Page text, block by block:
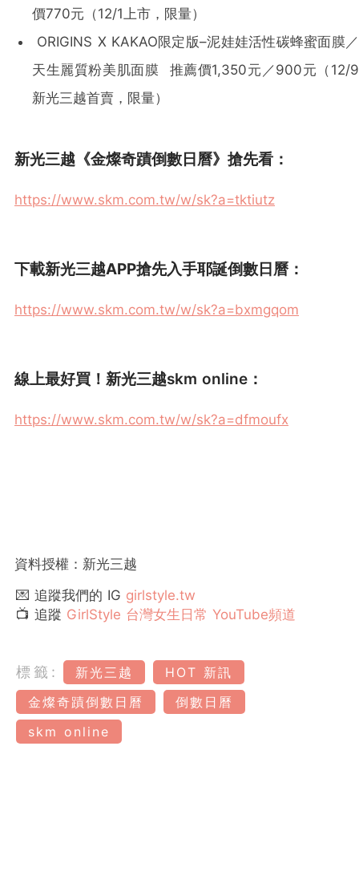
價770元（12/1上市，限量）
ORIGINS X KAKAO限定版–泥娃娃活性碳蜂蜜面膜／
天生麗質粉美肌面膜 推薦價1,350元／900元（12/9
新光三越首賣，限量）
新光三越《金燦奇蹟倒數日曆》搶先看：
https://www.skm.com.tw/w/sk?a=tktiutz
下載新光三越APP搶先入手耶誕倒數日曆：
https://www.skm.com.tw/w/sk?a=bxmgqom
線上最好買！新光三越skm online：
https://www.skm.com.tw/w/sk?a=dfmoufx
資料授權：新光三越
💌 追蹤我們的 IG girlstyle.tw
📺 追蹤 GirlStyle 台灣女生日常 YouTube頻道
標籤: 新光三越
HOT 新訊
金燦奇蹟倒數日曆
倒數日曆
skm online